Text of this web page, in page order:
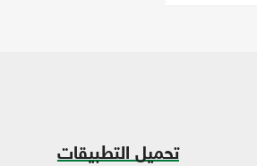
تحميل التطبيقات